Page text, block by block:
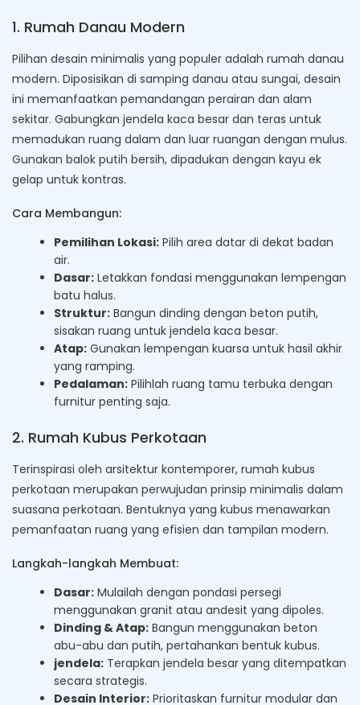
1. Rumah Danau Modern
Pilihan desain minimalis yang populer adalah rumah danau
modern. Diposisikan di samping danau atau sungai, desain
ini memanfaatkan pemandangan perairan dan alam
sekitar. Gabungkan jendela kaca besar dan teras untuk
memadukan ruang dalam dan luar ruangan dengan mulus.
Gunakan balok putih bersih, dipadukan dengan kayu ek
gelap untuk kontras.
Cara Membangun:
Pemilihan Lokasi: Pilih area datar di dekat badan
air.
Dasar: Letakkan fondasi menggunakan lempengan
batu halus.
Struktur: Bangun dinding dengan beton putih,
sisakan ruang untuk jendela kaca besar.
Atap: Gunakan lempengan kuarsa untuk hasil akhir
yang ramping.
Pedalaman: Pilihlah ruang tamu terbuka dengan
furnitur penting saja.
2. Rumah Kubus Perkotaan
Terinspirasi oleh arsitektur kontemporer, rumah kubus
perkotaan merupakan perwujudan prinsip minimalis dalam
suasana perkotaan. Bentuknya yang kubus menawarkan
pemanfaatan ruang yang efisien dan tampilan modern.
Langkah-langkah Membuat:
Dasar: Mulailah dengan pondasi persegi
menggunakan granit atau andesit yang dipoles.
Dinding & Atap: Bangun menggunakan beton
abu-abu dan putih, pertahankan bentuk kubus.
jendela: Terapkan jendela besar yang ditempatkan
secara strategis.
Desain Interior: Prioritaskan furnitur modular dan